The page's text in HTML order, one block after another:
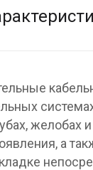
желобах
а